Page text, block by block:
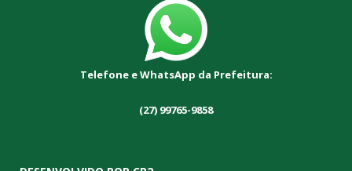
Telefone e WhatsApp da Prefeitura:
(27) 99765-9858